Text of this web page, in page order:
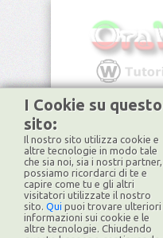
©2026ilMeteo.it
I Cookie su questo
sito:
Il nostro sito utilizza cookie e
altre tecnologie in modo tale
che sia noi, sia i nostri partner,
possiamo ricordarci di te e
capire come tu e gli altri
visitatori utilizzate il nostro
sito. Qui puoi trovare ulteriori
informazioni sui cookie e le
altre tecnologie. Chiudendo